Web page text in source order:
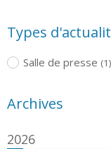
Types
Salle de presse (1)
Archives
2026